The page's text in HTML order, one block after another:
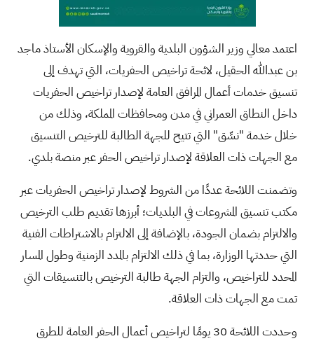
اعتمد معالي وزير الشؤون البلدية والقروية والإسكان الأستاذ ماجد
بن عبدالله الحقيل، لائحة تراخيص الحفريات، التي تهدف إلى
تنسيق خدمات أعمال المرافق العامة لإصدار تراخيص الحفريات
داخل النطاق العمراني في مدن ومحافظات المملكة، وذلك من
خلال خدمة "نسِّق" التي تتيح للجهة الطالبة للترخيص التنسيق
مع الجهات ذات العلاقة لإصدار تراخيص الحفر عبر منصة بلدي.
وتضمنت اللائحة عددًا من الشروط لإصدار تراخيص الحفريات عبر
مكتب تنسيق المشروعات في البلديات؛ أبرزها تقديم طلب الترخيص
والالتزام بضمان الجودة، بالإضافة إلى الالتزام بالاشتراطات الفنية
التي حددتها الوزارة، بما في ذلك الالتزام بالمدد الزمنية وطول المسار
المحدد للتراخيص، والتزام الجهة طالبة الترخيص بالتنسيقات التي
تمت مع الجهات ذات العلاقة.
وحددت اللائحة 30 يومًا لتراخيص أعمال الحفر العامة للطرق